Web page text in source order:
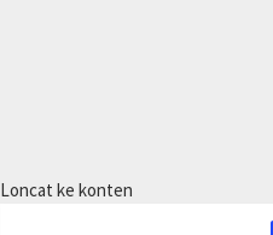
Loncat ke konten